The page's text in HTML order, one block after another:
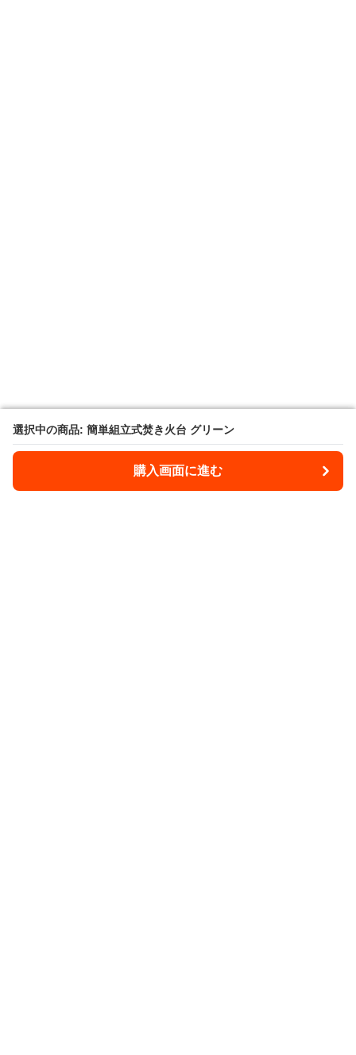
選択中の商品: 簡単組立式焚き火台 グリーン
購入画面に進む
選択中の商品: 簡単組立式焚き火台 グリーン
購入画面に進む